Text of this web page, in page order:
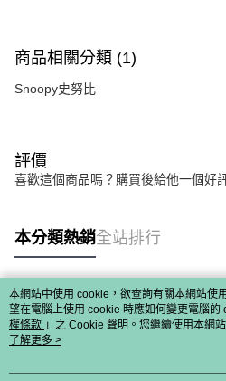
商品相關分類 (1)
Snoopy史努比
評價
喜歡這個商品嗎？購買後給他一個好
本分類熱銷全站排行
熱門標籤
本網站中使用 cookie，欲查詢有關本網站使
望在電腦上使用 cookie 時應如何變更電腦的
權條款 」之 Cookie 聲明。您繼續使用本網
用條款之 Cookie 聲明使用 cookie。
了解更多 >